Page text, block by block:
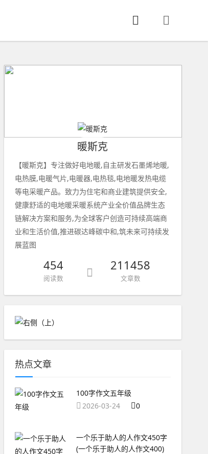
暖斯克
【暖斯克】专注做好电地暖,自主研发石墨烯地暖,
电热膜,电暖气片,电暖器,电热毯,电地暖发热电缆
等电采暖产品。致力为住宅和商业建筑提供安全,
健康舒适的电地暖采暖系统产业全价值品牌生态
链解决方案和服务,为全球客户创造可持续高端商
业和生活价值,推进碳达峰碳中和,筑未来可持续发
展蓝图
454
阅读数
211458
文章数
热点文章
100字作文五年级
2026-03-24
0
一个乐于助人的人作文450字
(一个乐于助人的人作文400)